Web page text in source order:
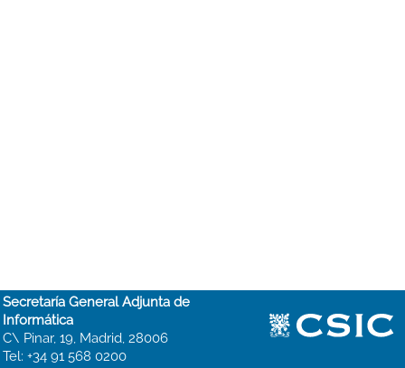
Secretaría General Adjunta de
Informática
C\ Pinar, 19, Madrid, 28006
Tel: +34 91 568 0200